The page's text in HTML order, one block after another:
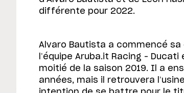
différente pour 2022.
Alvaro Bautista a commencé sa
l’équipe Aruba.it Racing –
moitié de la saison 2019. Il a
années, mais il retrouvera